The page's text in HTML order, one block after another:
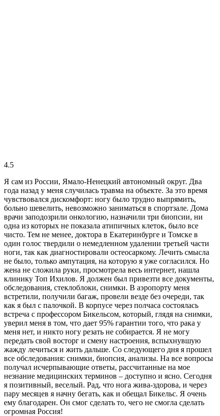
4.5
Я сам из России, Ямало-Ненецкий автономный округ. Два
года назад у меня случилась травма на объекте. За это время
чувствовался дискомфорт: ногу было трудно выпрямить,
больно шевелить, невозможно заниматься в спортзале. Дома
врачи заподозрили онкологию, назначили три биопсии, ни
одна из которых не показала атипичных клеток, было все
чисто. Тем не менее, доктора в Екатеринбурге и Томске в
один голос твердили о немедленном удалении третьей части
ноги, так как диагностировали остеосаркому. Лечить смысла
не было, только ампутация, на которую я уже согласился. Но
жена не сложила руки, просмотрела весь интернет, нашла
клинику Топ Ихилов. Я должен был привезти все документы,
обследования, стеклоблоки, снимки. В аэропорту меня
встретили, получили багаж, провели везде без очереди, так
как я был с палочкой. В корпусе через полчаса состоялась
встреча с профессором Бикельсом, который, глядя на снимки,
уверил меня в том, что дает 95% гарантии того, что рака у
меня нет, и никто ногу резать не собирается. Я не могу
передать свой восторг и смену настроения, вспыхнувшую
жажду лечиться и жить дальше. Со следующего дня я прошел
все обследования: снимки, биопсия, анализы. На все вопросы
получал исчерпывающие ответы, рассчитанные на мое
незнание медицинских терминов – доступно и ясно. Сегодня
я позитивный, веселый. Рад, что нога жива-здорова, и через
пару месяцев я начну бегать, как и обещал Бикельс. Я очень
ему благодарен. Он смог сделать то, чего не смогла сделать
огромная Россия!